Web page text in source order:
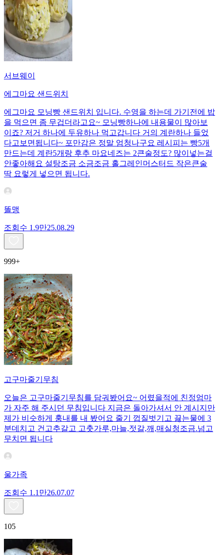
서브웨이
에그마요 샌드위치
에그마요 모닝빵 샌드위치 입니다. 수영을 하는데 가기전에 밥
을 먹으면 좀 무겁더라고요~ 모닝빵하나에 내용물이 많아보
이죠? 저거 하나에 두유하나 먹고갑니다 거의 계란하나 들었
다고보면됩니다~ 포만감은 정말 엄청나구요 레시피는 빵5개
만드는데 계란5개랑 후추 마요네즈는 2큰술정도? 많이넣는걸
안좋아해요 설탕조금 소금조금 홀그레인머스터드 작은큰술
딱 요렇게 넣으면 됩니다.
똘맹
조회수 1.9만25.08.29
999+
고구마줄기무침
오늘은 고구마줄기무침를 담궈봤어요~ 어렸을적에 친정엄마
가 자주 해 주시던 무침입니다 지금은 돌아가셔서 안 계시지만
제가 비슷하게 훙내를 내 봤어요 줄기 껍질벗기고 끓는물에 3
분데치고 건고추갈고 고춧가루,마늘,젓갈,깨,매실청조금.넘고
무치면 됩니다
울가족
조회수 1.1만26.07.07
105